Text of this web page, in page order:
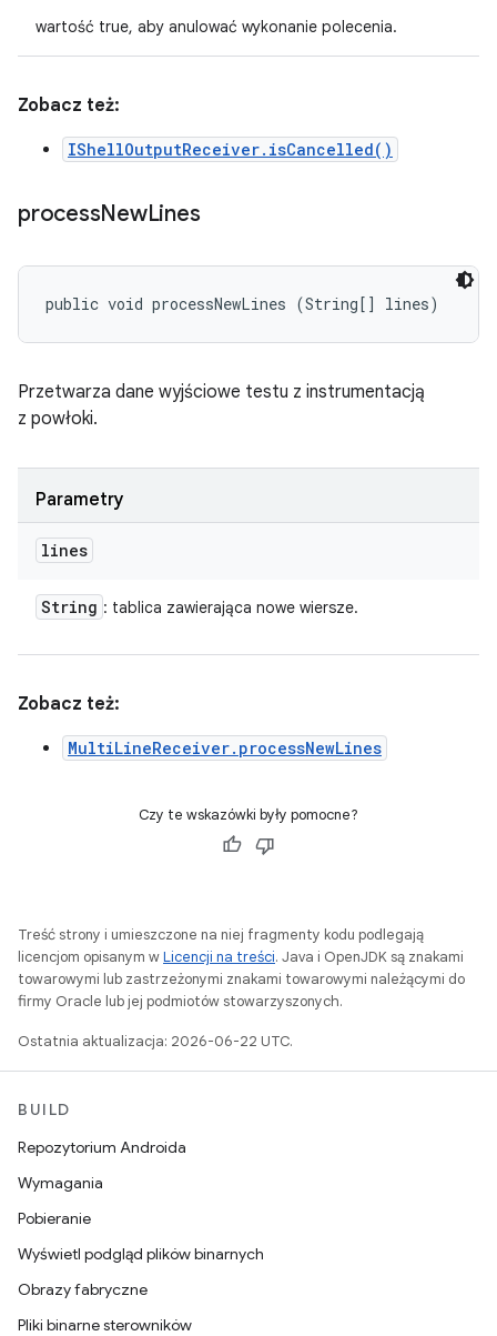
wartość true, aby anulować wykonanie polecenia.
Zobacz też:
IShellOutputReceiver.isCancelled()
processNewLines
public void processNewLines (String[] lines)
Przetwarza dane wyjściowe testu z instrumentacją
z powłoki.
Parametry
lines
String : tablica zawierająca nowe wiersze.
Zobacz też:
MultiLineReceiver.processNewLines
Czy te wskazówki były pomocne?
Treść strony i umieszczone na niej fragmenty kodu podlegają
licencjom opisanym wLicencji na treści. Java i OpenJDK są znakami
towarowymi lub zastrzeżonymi znakami towarowymi należącymi do
firmy Oracle lub jej podmiotów stowarzyszonych.
Ostatnia aktualizacja: 2026-06-22 UTC.
BUILD
Repozytorium Androida
Wymagania
Pobieranie
Wyświetl podgląd plików binarnych
Obrazy fabryczne
Pliki binarne sterowników